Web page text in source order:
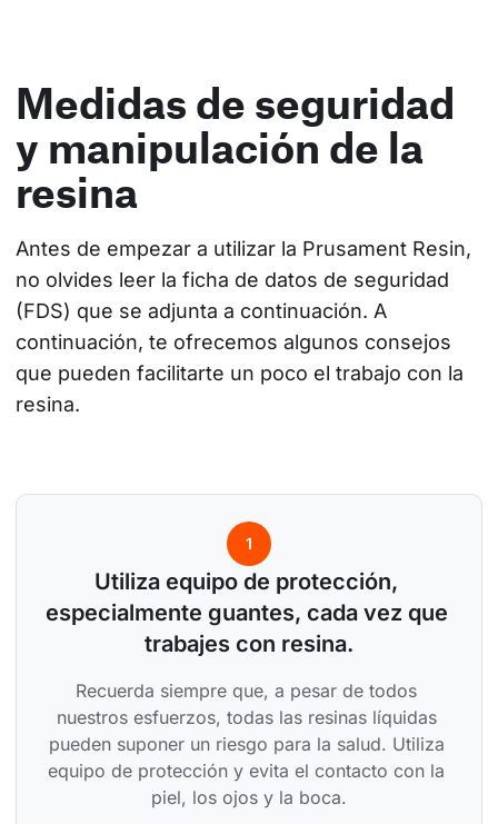
Medidas de seguridad
y manipulación de la
resina
Antes de empezar a utilizar la Prusament Resin,
no olvides leer la ficha de datos de seguridad
(FDS) que se adjunta a continuación. A
continuación, te ofrecemos algunos consejos
que pueden facilitarte un poco el trabajo con la
resina.
1
Utiliza equipo de protección,
especialmente guantes, cada vez que
trabajes con resina.
Recuerda siempre que, a pesar de todos
nuestros esfuerzos, todas las resinas líquidas
pueden suponer un riesgo para la salud. Utiliza
equipo de protección y evita el contacto con la
piel, los ojos y la boca.